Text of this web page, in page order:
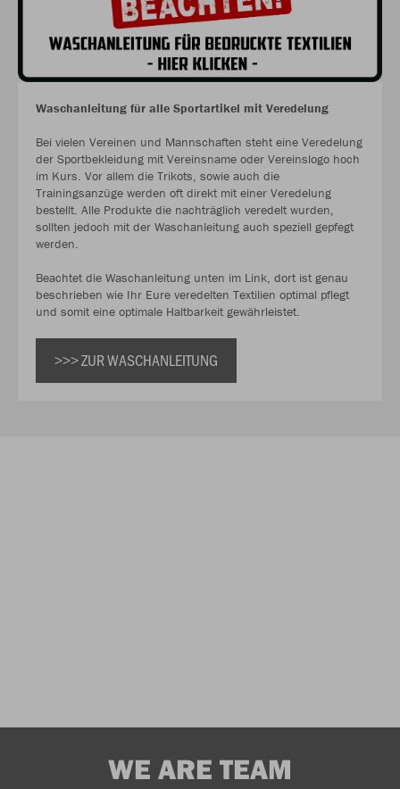
Waschanleitung für alle Sportartikel mit Veredelung
Bei vielen Vereinen und Mannschaften steht eine Veredelung
der Sportbekleidung mit Vereinsname oder Vereinslogo hoch
im Kurs. Vor allem die Trikots, sowie auch die
Trainingsanzüge werden oft direkt mit einer Veredelung
bestellt. Alle Produkte die nachträglich veredelt wurden,
sollten jedoch mit der Waschanleitung auch speziell gepfegt
werden.
Beachtet die Waschanleitung unten im Link, dort ist genau
beschrieben wie Ihr Eure veredelten Textilien optimal pflegt
und somit eine optimale Haltbarkeit gewährleistet.
>>> ZUR WASCHANLEITUNG
WE ARE TEAM